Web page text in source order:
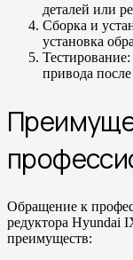
деталей или
Сборка и
установка
привода
Обращение к
редуктора Hyundai
преимуществ: